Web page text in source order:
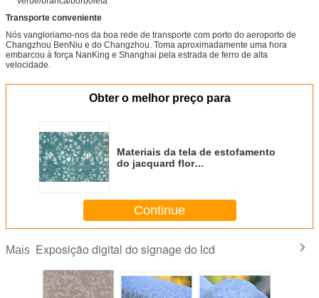
Transporte conveniente
Nós vangloriamo-nos da boa rede de transporte com porto do aeroporto de
Changzhou BenNiu e do Changzhou. Toma aproximadamente uma hora
embarcou à força NanKing e Shanghai pela estrada de ferro de alta
velocidade.
Obter o melhor preço para
Materiais da tela de estofamento
do jacquard flor
Continue
Mais Exposição digital do signage do lcd